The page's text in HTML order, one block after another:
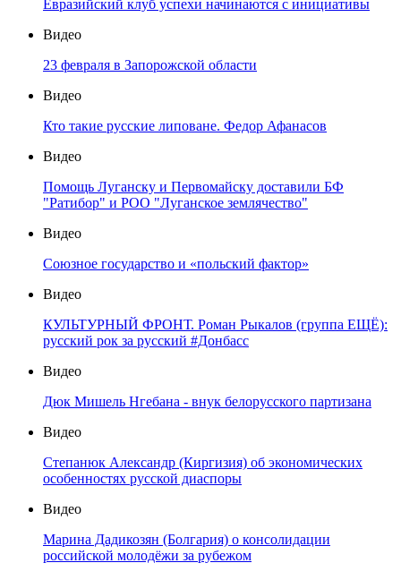
Евразийский клуб успехи начинаются с инициативы
Видео
23 февраля в Запорожской области
Видео
Кто такие русские липоване. Федор Афанасов
Видео
Помощь Луганску и Первомайску доставили БФ
"Ратибор" и РОО "Луганское землячество"
Видео
Союзное государство и «польский фактор»
Видео
КУЛЬТУРНЫЙ ФРОНТ. Роман Рыкалов (группа ЕЩЁ):
русский рок за русский #Донбасс
Видео
Дюк Мишель Нгебана - внук белорусского партизана
Видео
Степанюк Александр (Киргизия) об экономических
особенностях русской диаспоры
Видео
Марина Дадикозян (Болгария) о консолидации
российской молодёжи за рубежом